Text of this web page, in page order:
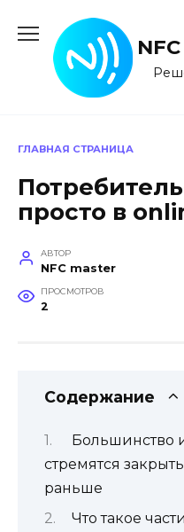
содержанию
ГЛАВНАЯ СТРАНИЦА
просто в
АВТОР
NFC master
ПРОСМОТРОВ
2
Содержание
Большинство
стремятся
раньше
Что такое